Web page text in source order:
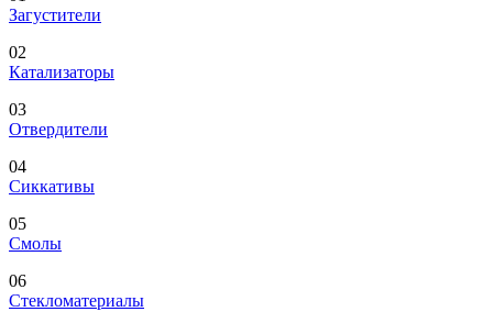
Загустители
02
Катализаторы
03
Отвердители
04
Сиккативы
05
Смолы
06
Стекломатериалы